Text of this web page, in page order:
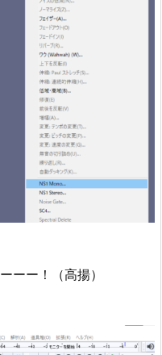
ーー！（高揚）